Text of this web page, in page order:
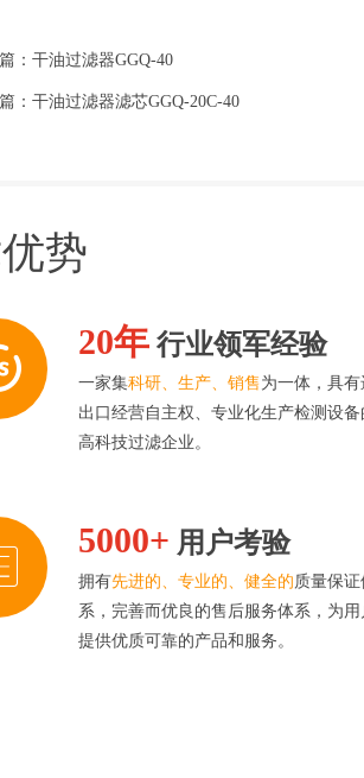
： 干油过滤器GGQ-40
： 干油过滤器滤芯GGQ-20C-40
势
20年 行业领军经验
一家集科研、生产、销售为一体，具有
出口经营自主权、专业化生产检测设备
高科技过滤企业。
5000+ 用户考验
拥有先进的、专业的、健全的质量保证
系，完善而优良的售后服务体系，为用
提供优质可靠的产品和服务。